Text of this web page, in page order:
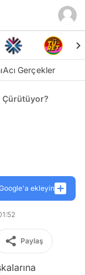
Acı Gerçekler
Çürütüyor?
ekleyin
Paylaş